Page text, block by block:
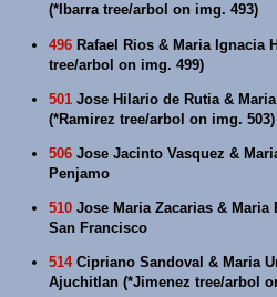
(*Ibarra tree/arbol on img. 493)
496 Rafael Rios & Maria Ignacia
tree/arbol on img. 499)
501 Jose Hilario de Rutia &
(*Ramirez tree/arbol on img. 503)
506 Jose Jacinto Vasquez &
Penjamo
510 Jose Maria Zacarias & Maria
San Francisco
514Cipriano Sandoval & Maria
Ajuchitlan (*Jimenez tree/arbol